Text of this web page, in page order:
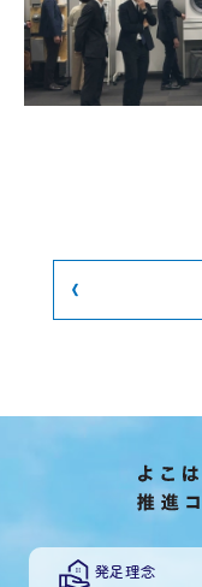
発足理念